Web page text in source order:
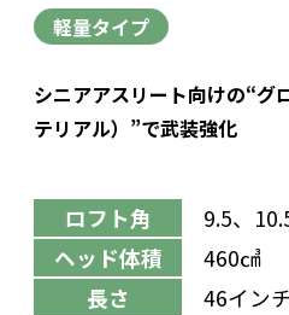
軽量タイプ
シニアアスリート向けの“グ
テリアル）”で武装強化
ロフト角
9.5、
ヘッド体積
460㎤
長さ
46イン